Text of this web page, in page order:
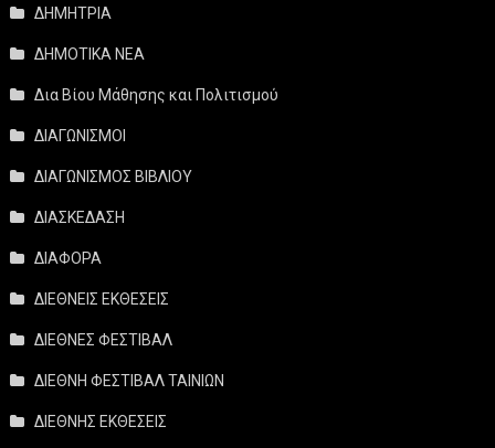
ΔΗΜΗΤΡΙΑ
ΔΗΜΟΤΙΚΑ ΝΕΑ
Δια Βίου Μάθησης και Πολιτισμού
ΔΙΑΓΩΝΙΣΜΟΙ
ΔΙΑΓΩΝΙΣΜΟΣ ΒΙΒΛΙΟΥ
ΔΙΑΣΚΕΔΑΣΗ
ΔΙΑΦΟΡΑ
ΔΙΕΘΝΕΙΣ ΕΚΘΕΣΕΙΣ
ΔΙΕΘΝΕΣ ΦΕΣΤΙΒΑΛ
ΔΙΕΘΝΗ ΦΕΣΤΙΒΑΛ ΤΑΙΝΙΩΝ
ΔΙΕΘΝΗΣ ΕΚΘΕΣΕΙΣ